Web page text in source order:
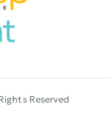
Reserved